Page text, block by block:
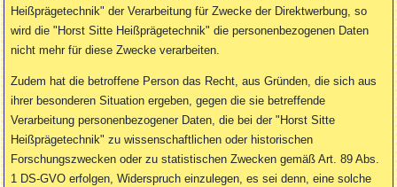
Heißprägetechnik" der Verarbeitung für Zwecke der Direktwerbung, so
wird die "Horst Sitte Heißprägetechnik" die personenbezogenen Daten
nicht mehr für diese Zwecke verarbeiten.
Zudem hat die betroffene Person das Recht, aus Gründen, die sich aus
ihrer besonderen Situation ergeben, gegen die sie betreffende
Verarbeitung personenbezogener Daten, die bei der "Horst Sitte
Heißprägetechnik" zu wissenschaftlichen oder historischen
Forschungszwecken oder zu statistischen Zwecken gemäß Art. 89 Abs.
1 DS-GVO erfolgen, Widerspruch einzulegen, es sei denn, eine solche